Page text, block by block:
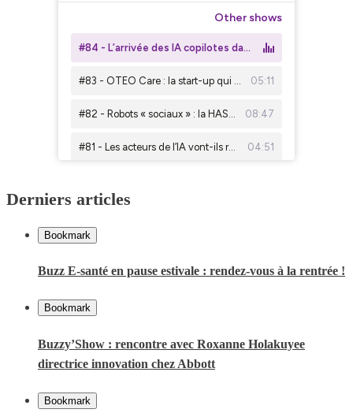
Derniers articles
Bookmark
Buzz E-santé en pause estivale : rendez-vous à la rentrée !
Bookmark
Buzzy’Show : rencontre avec Roxanne Holakuyee
directrice innovation chez Abbott
Bookmark